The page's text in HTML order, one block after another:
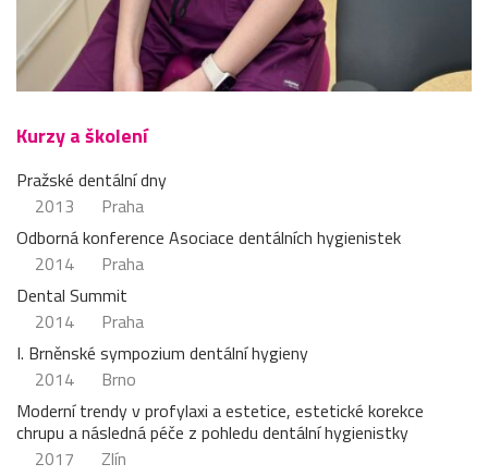
Kurzy a školení
Pražské dentální dny
2013
Praha
Odborná konference Asociace dentálních hygienistek
2014
Praha
Dental Summit
2014
Praha
I. Brněnské sympozium dentální hygieny
2014
Brno
Moderní trendy v profylaxi a estetice, estetické korekce
chrupu a následná péče z pohledu dentální hygienistky
2017
Zlín